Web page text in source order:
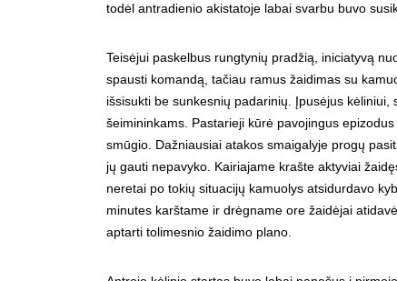
todėl antradienio akistatoje labai svarbu buvo
Teisėjui paskelbus rungtynių pradžią, iniciatyvą
spausti komandą, tačiau ramus žaidimas su
išsisukti be sunkesnių padarinių. Įpusėjus
šeimininkams. Pastarieji kūrė pavojingus
smūgio. Dažniausiai atakos smaigalyje progų
jų gauti nepavyko. Kairiajame krašte aktyviai
neretai po tokių situacijų kamuolys atsidurdavo
minutes karštame ir drėgname ore žaidėjai
aptarti tolimesnio žaidimo plano.